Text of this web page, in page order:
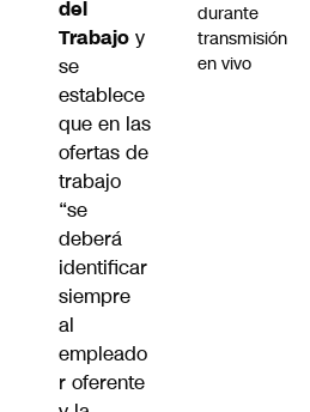
del
Trabajo y
se
establece
que en las
ofertas de
trabajo
“se
deberá
identificar
siempre
al
empleado
r oferente
durante
transmisión
en vivo